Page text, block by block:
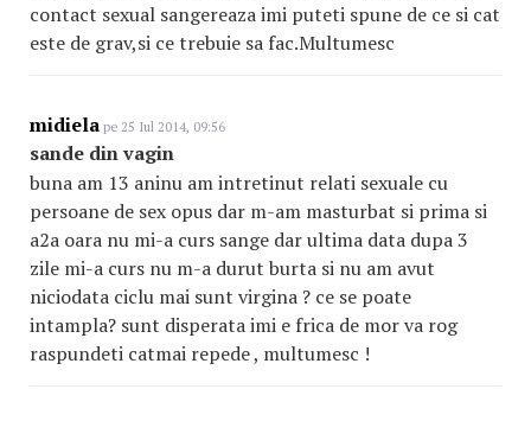
contact sexual sangereaza imi puteti spune de ce si cat
este de grav,si ce trebuie sa fac.Multumesc
midiela pe 25 Iul 2014, 09:56
sande din vagin
buna am 13 aninu am intretinut relati sexuale cu
persoane de sex opus dar m-am masturbat si prima si
a2a oara nu mi-a curs sange dar ultima data dupa 3
zile mi-a curs nu m-a durut burta si nu am avut
niciodata ciclu mai sunt virgina ? ce se poate
intampla? sunt disperata imi e frica de mor va rog
raspundeti catmai repede , multumesc !